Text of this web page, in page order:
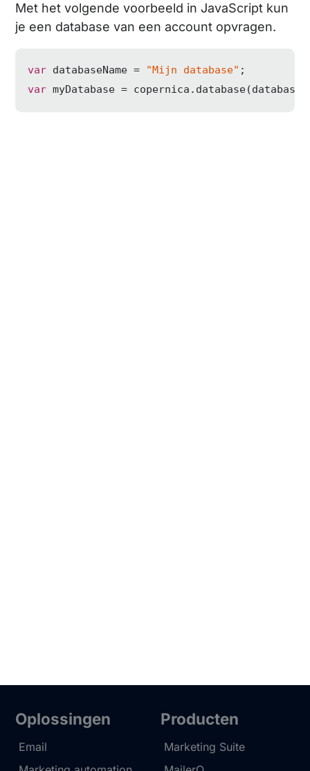
Met het volgende voorbeeld in JavaScript kun
je een database van een account opvragen.
var databaseName = "Mijn database"
var myDatabase =
Oplossingen
Email
Producten
Marketing Suite